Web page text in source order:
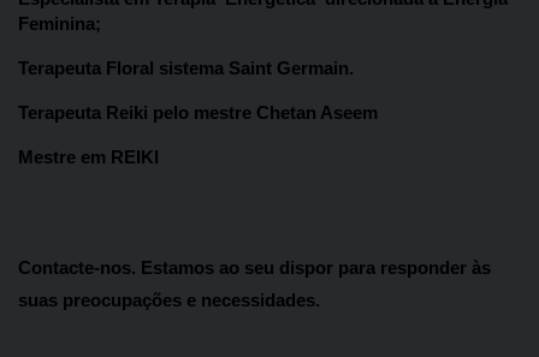
Feminina;
Terapeuta Floral sistema Saint Germain.
Terapeuta Reiki pelo mestre Chetan Aseem
Mestre em REIKI
Contacte-nos. Estamos ao seu dispor para responder às
suas preocupações e necessidades.